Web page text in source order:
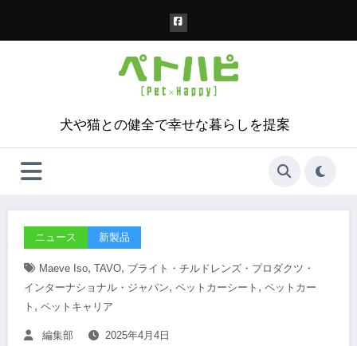
犬や猫との健全で幸せな暮らしを提案
ニュース 新製品
Maeve Iso, TAVO, ブライト・チルドレンズ・プロダクツ・
インターナショナル・ジャパン, ペットカーシート , ペットカー
ト , ペットキャリア
編集部 2025年4月4日